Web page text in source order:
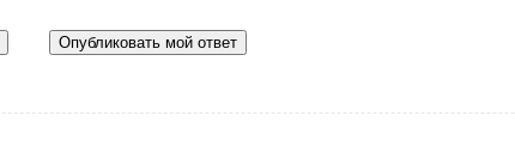
Опубликовать мой ответ